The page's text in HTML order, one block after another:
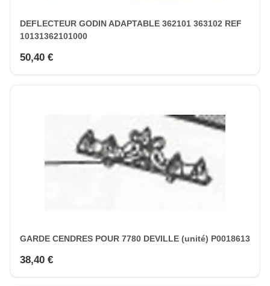
DEFLECTEUR GODIN ADAPTABLE 362101 363102 REF
10131362101000
50,40 €
GARDE CENDRES POUR 7780 DEVILLE (unité) P0018613
38,40 €